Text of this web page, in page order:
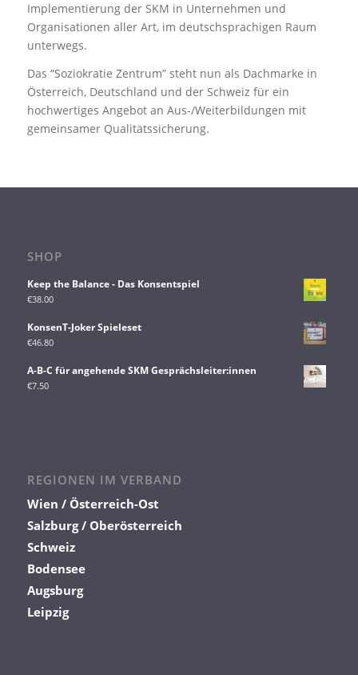
Implementierung der SKM in Unternehmen und
Organisationen aller Art, im deutschsprachigen Raum
unterwegs.
Das “Soziokratie Zentrum” steht nun als Dachmarke in
Österreich, Deutschland und der Schweiz für ein
hochwertiges Angebot an Aus-/Weiterbildungen mit
gemeinsamer Qualitätssicherung.
SHOP
Keep the Balance - Das Konsentspiel
€38.00
KonsenT-Joker Spieleset
€46.80
A-B-C für angehende SKM Gesprächsleiter:innen
€7.50
REGIONEN IM VERBAND
Wien / Österreich-Ost
Salzburg / Oberösterreich
Schweiz
Bodensee
Augsburg
Leipzig